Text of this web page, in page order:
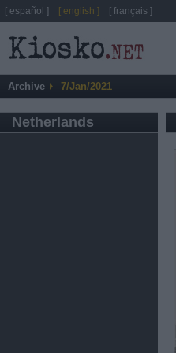
Archive 7/Jan/2021
Netherlands
[ español ] [ english ] [ français ]